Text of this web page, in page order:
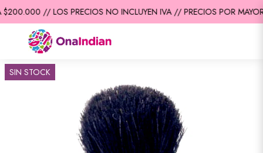
// LOS PRECIOS NO INCLUYEN IVA // PRECIOS POR
SIN STOCK